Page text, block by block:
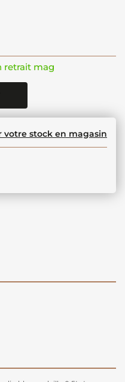
retrait mag
votre stock en magasin